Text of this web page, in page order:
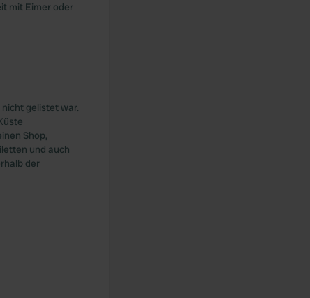
mit Eimer oder
gelistet war.
Shop,
und auch
der